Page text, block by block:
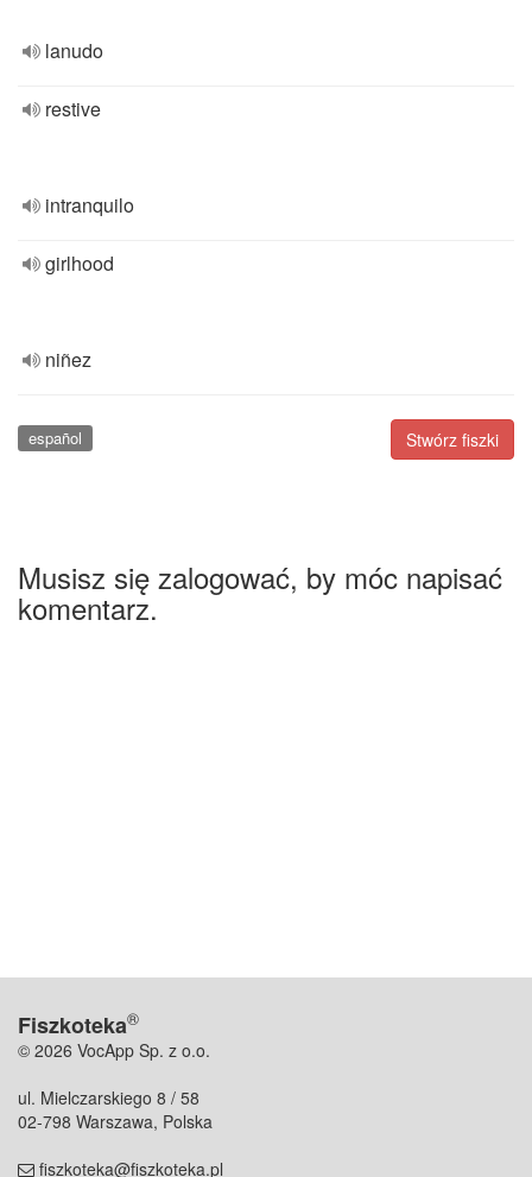
lanudo
restive
intranquilo
girlhood
niñez
Stwórz fiszki
español
Musisz się zalogować, by móc napisać
komentarz.
Fiszkoteka®
© 2026 VocApp Sp. z o.o.
ul. Mielczarskiego 8 / 58
02-798 Warszawa, Polska
fiszkoteka@fiszkoteka.pl